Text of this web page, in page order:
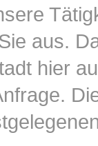
aus.
hier